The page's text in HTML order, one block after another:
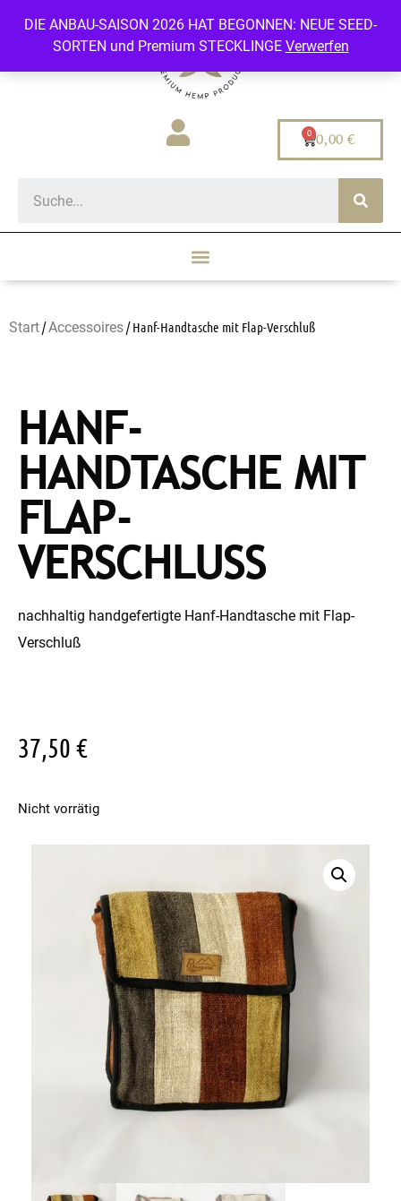
DIE ANBAU-SAISON 2026 HAT BEGONNEN: NEUE SEED-
SORTEN und Premium STECKLINGE Verwerfen
0,00€
Start/Accessoires/ Hanf-Handtasche mit Flap-Verschluß
HANF-
HANDTASCHE MIT
FLAP-
VERSCHLUSS
nachhaltig handgefertigte Hanf-Handtasche mit Flap-
Verschluß
37,50€
Nicht vorrätig